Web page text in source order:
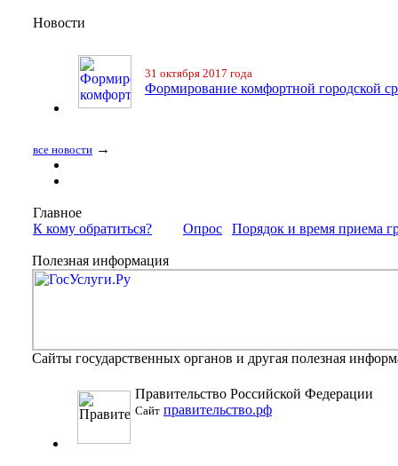
Новости
31 октября 2017 года
Формирование комфортной городской
все новости →
Главное
К кому обратиться?
Опрос Порядок и время приема
Полезная информация
Сайты государственных органов и другая полезная
Правительство Российской Федерации
Сайт правительство.рф